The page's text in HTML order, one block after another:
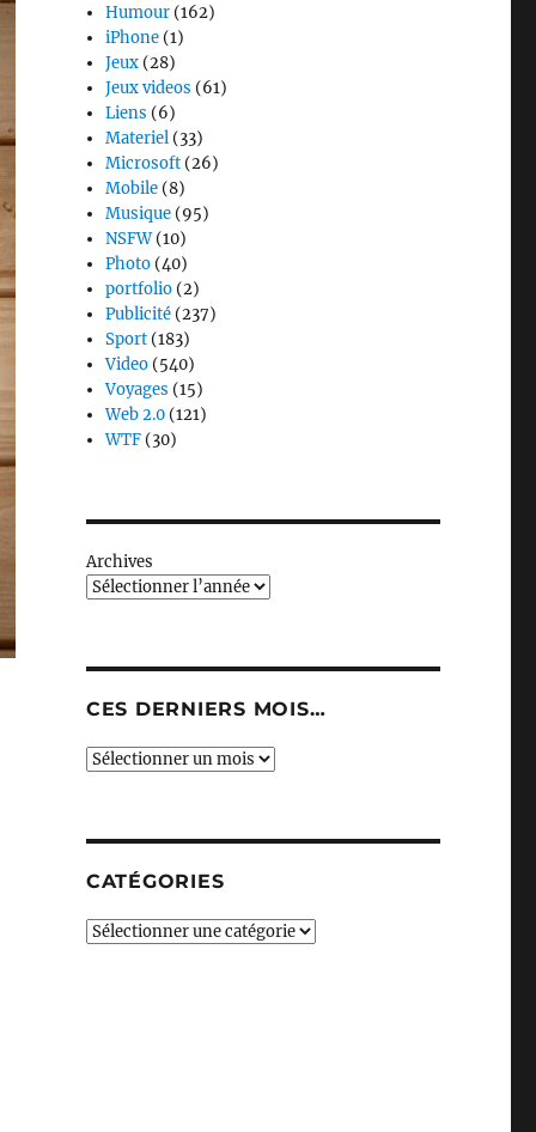
Humour (162)
iPhone (1)
Jeux (28)
Jeux videos (61)
Liens (6)
Materiel (33)
Microsoft (26)
Mobile (8)
Musique (95)
NSFW(10)
Photo (40)
portfolio (2)
Publicité (237)
Sport (183)
Video (540)
Voyages (15)
Web 2.0 (121)
WTF (30)
Archives
CES DERNIERS MOIS…
Ces
CATÉGORIES
Catégories